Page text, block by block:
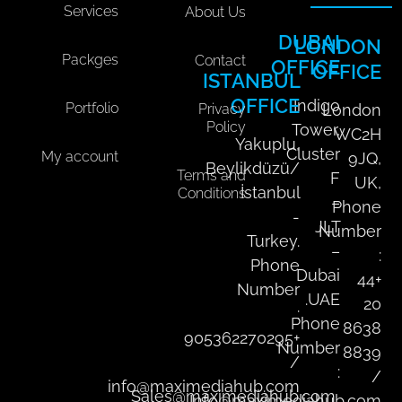
n
LONDON
OFFICE
London
WC2H
9JQ,
UK,
Phone
Number
:
+44
20
8638
8839
/
DUBAI
OFFICE
Indigo
Tower,
Cluster
F
–
JLT
–
Dubai
UAE.
Phone
Number
:
Sales@maximediahub.com
ISTANBUL
OFFICE
Yakuplu,
Beylikdüzü/
İstanbul
-
Turkey.
Phone
Number
:
+905362270295
/
info@maximediahub.com
About Us
Contact
Privacy
Policy
Terms and
Conditions
Services
Packges
Portfolio
My account